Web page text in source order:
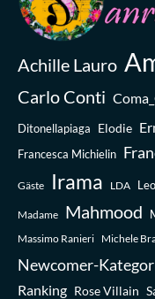
Achille Lauro
Carlo Conti
Ditonellapiaga Elodie
Francesca Michielin
Gäste Irama LDA
Madame Mahmood
Massimo Ranieri Michele
Newcomer-
Ranking Rose Villain